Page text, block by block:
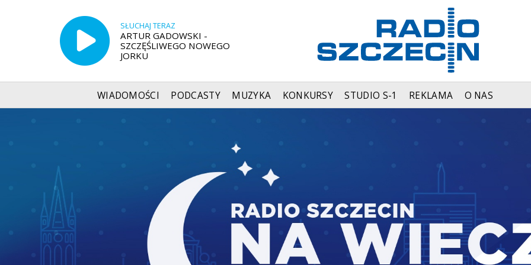
SŁUCHAJ TERAZ
ARTUR GADOWSKI -
SZCZĘŚLIWEGO NOWEGO
JORKU
WIADOMOŚCI PODCASTY MUZYKA KONKURSY STUDIO S-1 REKLAMA O NAS